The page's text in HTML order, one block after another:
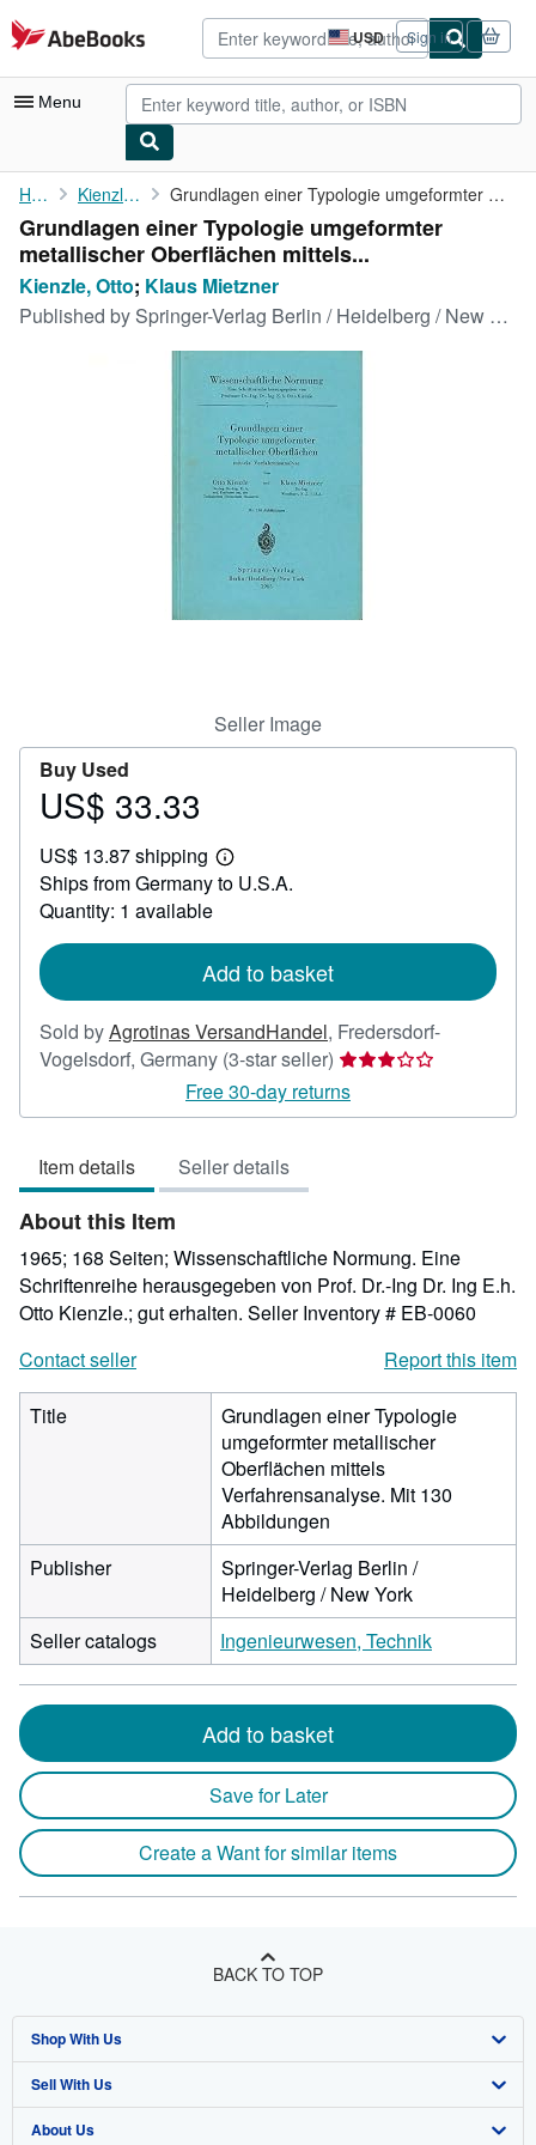
Skip to main content
AbeBooks.com USD
Site
shopping
preferences
Sign in
Menu
My Account
My Purchases
Advanced Search
Browse Collections
Home Kienzle, Otto Grundlagen einer Typologie umgeformter metallischer Oberflächen ...
Grundlagen einer Typologie umgeformter
metallischer Oberflächen mittels...
Kienzle, Otto; Klaus Mietzner
Published by Springer-Verlag Berlin / Heidelberg / New York
Seller Image
Buy Used
Price
33.33
US$ 33.33
US$ 13.87 shipping
Learn
more
Ships from Germany to U.S.A.
Quantity: 1 available
Add to basket
Sold byAgrotinas VersandHandel, Fredersdorf-
Vogelsdorf, Germany (3-star seller) Seller
rating
3
Free 30-day returns
Item details Seller details
About this Item
1965; 168 Seiten; Wissenschaftliche Normung. Eine
Schriftenreihe herausgegeben von Prof. Dr.-Ing Dr. Ing E.h.
Otto Kienzle.; gut erhalten. Seller Inventory # EB-0060
Contact seller
Report this item
Title
Grundlagen einer Typologie
umgeformter metallischer
Oberflächen mittels
Verfahrensanalyse. Mit 130
Abbildungen
Publisher
Springer-Verlag Berlin /
Heidelberg / New York
Seller catalogs
Ingenieurwesen, Technik
Add to basket
Save for Later
Create a Want for similar items
BACK TO TOP
Shop With Us
Advanced Search
Browse Collections
Sell With Us
Start Selling
About Us